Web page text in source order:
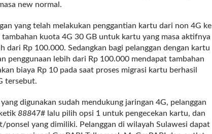
new normal.
yang telah melakukan penggantian kartu dari non 4G ke
kuota 4G 30 GB untuk kartu yang masa aktifnya
dari Rp 100.000. Sedangkan bagi pelanggan dengan kartu
penggunaan lebih dari Rp 100.000 mendapat tambahan
biaya Rp 10 pada saat proses migrasi kartu berhasil
tersebut.
digunakan sudah mendukung jaringan 4G, pelanggan
88847# lalu pilih opsi 1 untuk pengecekan kartu, dan
ponsel yang dimiliki. Pelanggan di wilayah Sulawesi dapat